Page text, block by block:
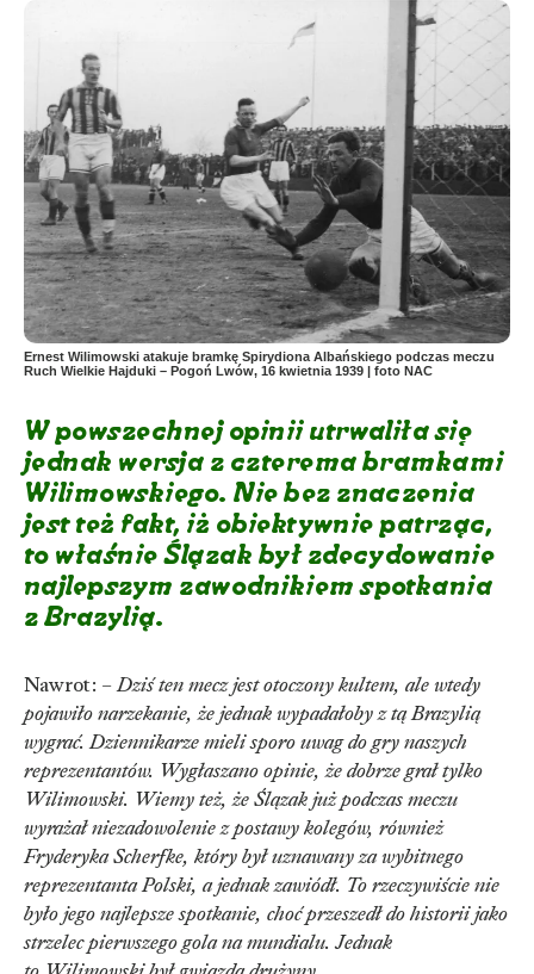
Ernest Wilimowski atakuje bramkę Spirydiona Albańskiego podczas meczu
Ruch Wielkie Hajduki – Pogoń Lwów, 16 kwietnia 1939 | foto NAC
W powszechnej opinii utrwaliła się
jednak wersja z czterema bramkami
Wilimowskiego. Nie bez znaczenia
jest też fakt, iż obiektywnie patrząc,
to właśnie Ślązak był zdecydowanie
najlepszym zawodnikiem spotkania
z Brazylią.
Nawrot: –Dziś ten mecz jest otoczony kultem, ale wtedy
pojawiło narzekanie, że jednak wypadałoby z tą Brazylią
wygrać. Dziennikarze mieli sporo uwag do gry naszych
reprezentantów. Wygłaszano opinie, że dobrze grał tylko
Wilimowski. Wiemy też, że Ślązak już podczas meczu
wyrażał niezadowolenie z postawy kolegów, również
Fryderyka Scherfke, który był uznawany za wybitnego
reprezentanta Polski, a jednak zawiódł. To rzeczywiście nie
było jego najlepsze spotkanie, choć przeszedł do historii jako
strzelec pierwszego gola na mundialu. Jednak